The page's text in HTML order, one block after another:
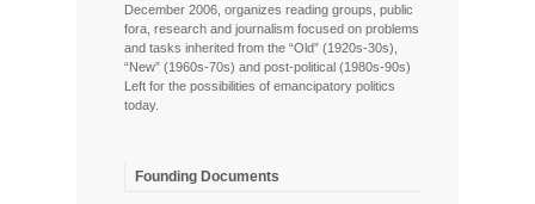
December 2006, organizes reading groups, public
fora, research and journalism focused on problems
and tasks inherited from the “Old” (1920s-30s),
“New” (1960s-70s) and post-political (1980s-90s)
Left for the possibilities of emancipatory politics
today.
Founding Documents